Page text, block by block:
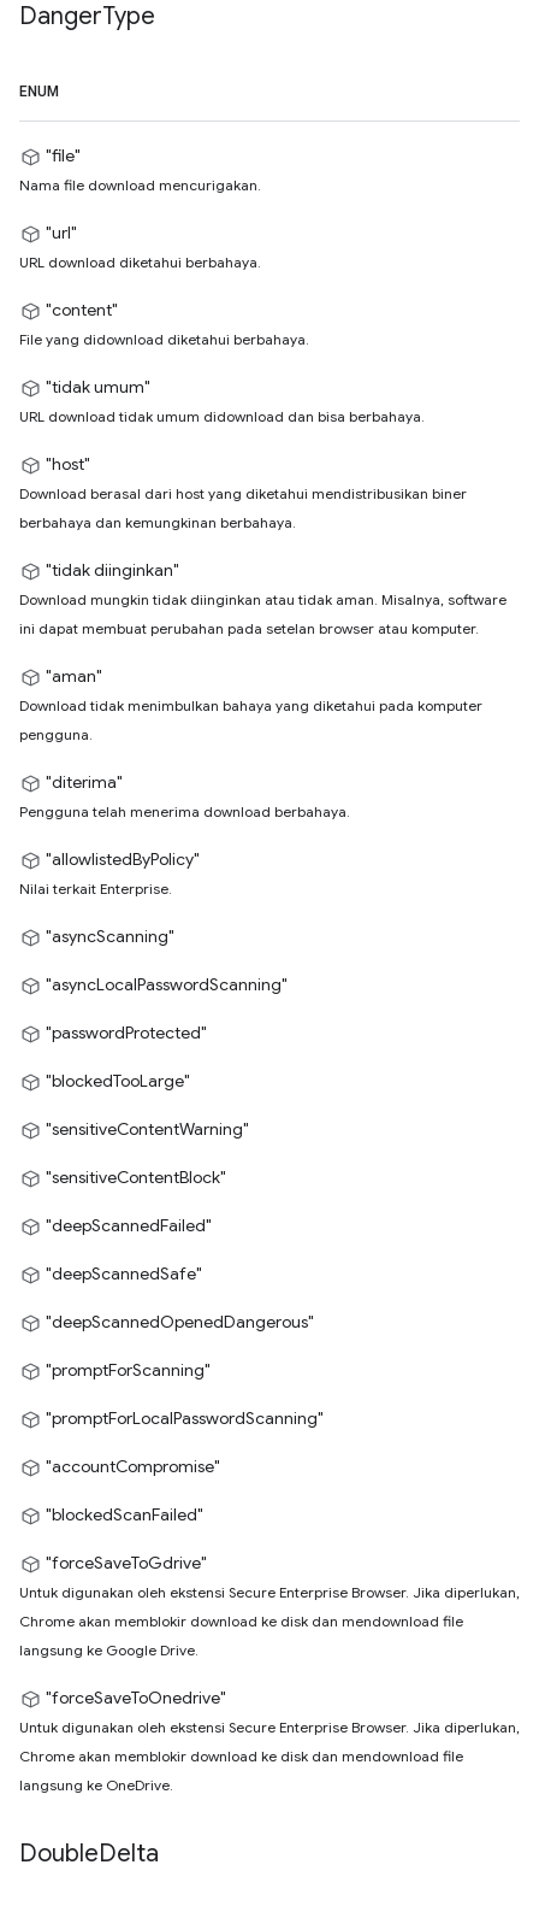
DangerType
ENUM
"file"
Nama file download mencurigakan.
"url"
URL download diketahui berbahaya.
"content"
File yang didownload diketahui berbahaya.
"tidak umum"
URL download tidak umum didownload dan bisa berbahaya.
"host"
Download berasal dari host yang diketahui mendistribusikan biner
berbahaya dan kemungkinan berbahaya.
"tidak diinginkan"
Download mungkin tidak diinginkan atau tidak aman. Misalnya, software
ini dapat membuat perubahan pada setelan browser atau komputer.
"aman"
Download tidak menimbulkan bahaya yang diketahui pada komputer
pengguna.
"diterima"
Pengguna telah menerima download berbahaya.
"allowlistedByPolicy"
Nilai terkait Enterprise.
"asyncScanning"
"asyncLocalPasswordScanning"
"passwordProtected"
"blockedTooLarge"
"sensitiveContentWarning"
"sensitiveContentBlock"
"deepScannedFailed"
"deepScannedSafe"
"deepScannedOpenedDangerous"
"promptForScanning"
"promptForLocalPasswordScanning"
"accountCompromise"
"blockedScanFailed"
"forceSaveToGdrive"
Untuk digunakan oleh ekstensi Secure Enterprise Browser. Jika diperlukan,
Chrome akan memblokir download ke disk dan mendownload file
langsung ke Google Drive.
"forceSaveToOnedrive"
Untuk digunakan oleh ekstensi Secure Enterprise Browser. Jika diperlukan,
Chrome akan memblokir download ke disk dan mendownload file
langsung ke OneDrive.
DoubleDelta